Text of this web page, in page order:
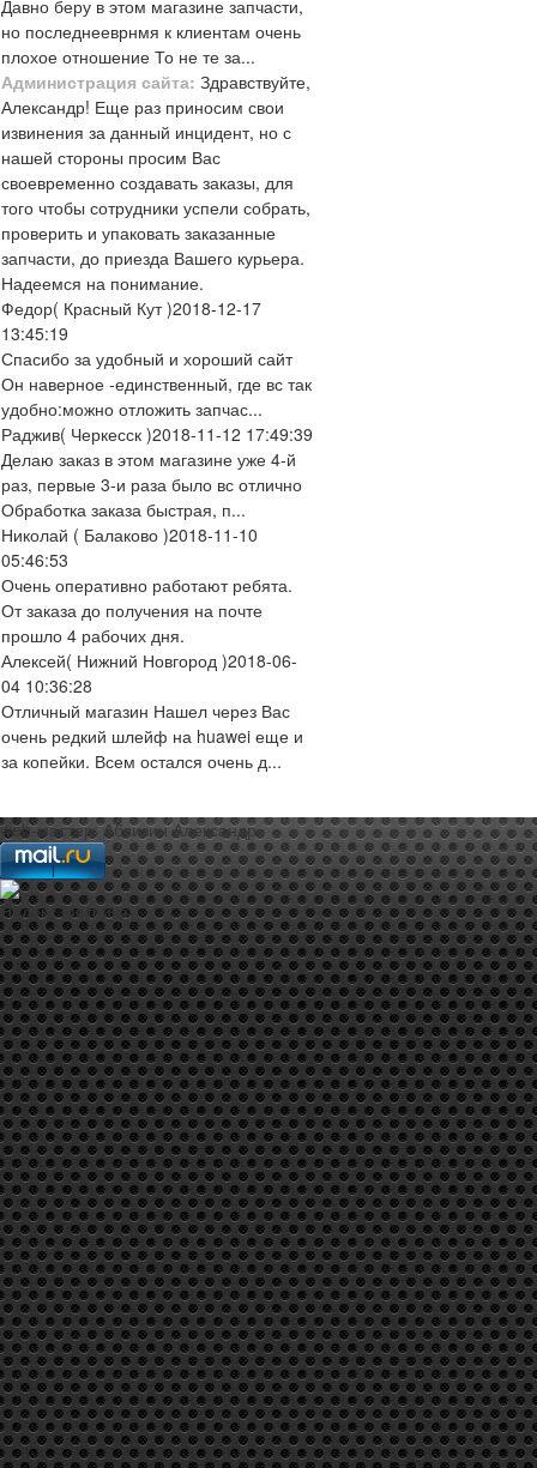
Давно беру в этом магазине запчасти,
но последнееврнмя к клиентам очень
плохое отношение То не те за...
Администрация сайта: Здравствуйте,
Александр! Еще раз приносим свои
извинения за данный инцидент, но с
нашей стороны просим Вас
своевременно создавать заказы, для
того чтобы сотрудники успели собрать,
проверить и упаковать заказанные
запчасти, до приезда Вашего курьера.
Надеемся на понимание.
Федор( Красный Кут )2018-12-17
13:45:19
Спасибо за удобный и хороший сайт
Он наверное -единственный, где вс так
удобно:можно отложить запчас...
Раджив( Черкесск )2018-11-12 17:49:39
Делаю заказ в этом магазине уже 4-й
раз, первые 3-и раза было вс отлично
Обработка заказа быстрая, п...
Николай ( Балаково )2018-11-10
05:46:53
Очень оперативно работают ребята.
От заказа до получения на почте
прошло 4 рабочих дня.
Алексей( Нижний Новгород )2018-06-
04 10:36:28
Отличный магазин Нашел через Вас
очень редкий шлейф на huawei еще и
за копейки. Всем остался очень д...
web-мастер:Аблизин Александр